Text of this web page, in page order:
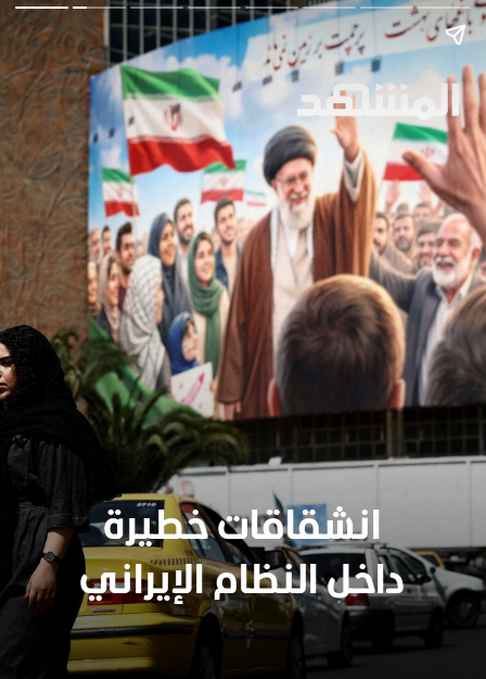
انشقاقات خطيرة
داخل النظام الإيراني